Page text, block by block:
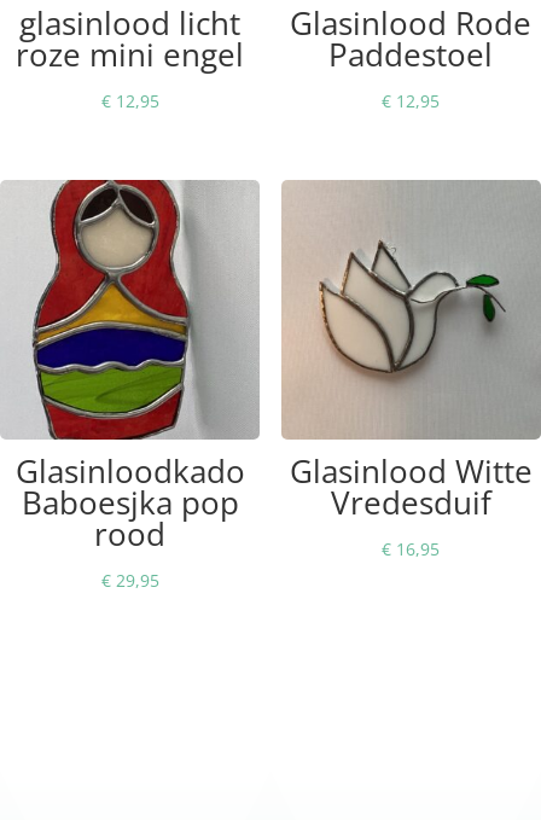
glasinlood licht
roze mini engel
€12,95
Glasinlood Rode
Paddestoel
€ 12,95
Glasinloodkado
Baboesjka pop
rood
€29,95
Glasinlood Witte
Vredesduif
€ 16,95